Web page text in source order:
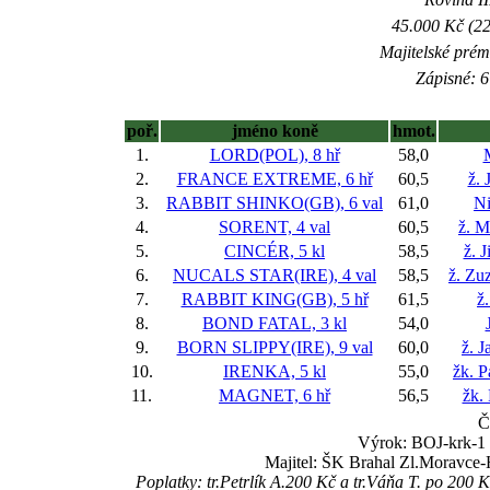
45.000 Kč
Majitelské
Zápisné:
poř. jméno koně
hmot.
1.
LORD(POL), 8 hř 58,0
2.
FRANCE EXTREME, 6 hř 60,5
ž.
3.
RABBIT SHINKO(GB), 6 val 61,0
4.
SORENT, 4 val 60,5
ž.
5.
CINCÉR, 5 kl 58,5
ž.
6.
NUCALS STAR(IRE), 4 val 58,5
ž.
7.
RABBIT KING(GB), 5 hř 61,5
8.
BOND FATAL, 3 kl 54,0
9.
BORN SLIPPY(IRE), 9 val 60,0
ž.
10.
IRENKA, 5 kl 55,0
žk.
11.
MAGNET, 6 hř 56,5
žk.
Výrok: BOJ-krk-1
Majitel: ŠK Brahal
Poplatky: tr.Petrlík A.200 Kč a tr.Váňa T. po 200